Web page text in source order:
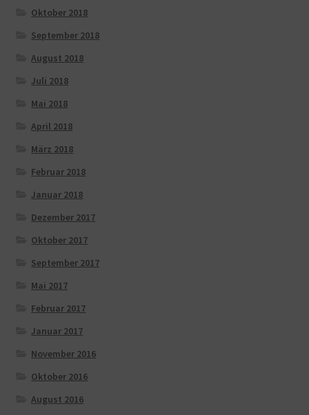
Oktober 2018
September 2018
August 2018
Juli 2018
Mai 2018
April 2018
März 2018
Februar 2018
Januar 2018
Dezember 2017
Oktober 2017
September 2017
Mai 2017
Februar 2017
Januar 2017
November 2016
Oktober 2016
August 2016